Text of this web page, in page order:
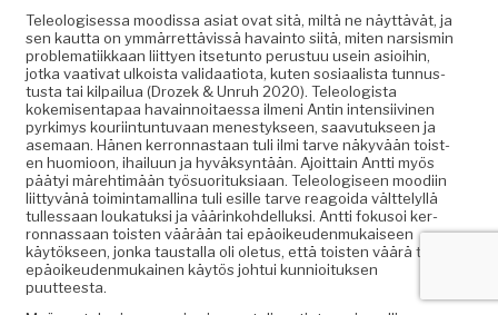
Tele­ol­o­gises­sa mood­is­sa asi­at ovat sitä, miltä ne näyt­tävät, ja
sen kaut­ta on ymmär­ret­tävis­sä havain­to siitä, miten nar­sis­min
prob­lemati­ikkaan liit­tyen itse­tun­to perus­tuu usein asioi­hin,
jot­ka vaa­ti­vat ulkoista val­i­daa­tio­ta, kuten sosi­aal­ista tun­nus­
tus­ta tai kil­pailua (Drozek & Unruh 2020). Tele­ol­o­gista
kokemisen­ta­paa havain­noitaes­sa ilmeni Antin inten­si­ivi­nen
pyrkimys kouri­in­tun­tu­vaan men­estyk­seen, saavu­tuk­seen ja
ase­maan. Hänen ker­ronnas­taan tuli ilmi tarve näkyvään tois­t­
en huomioon, ihailu­un ja hyväksyn­tään. Ajoit­tain Antti myös
pää­tyi märe­htimään työ­suorituk­si­aan. Tele­ol­o­giseen mood­i­in
liit­tyvänä toim­inta­mal­li­na tuli esille tarve reagoi­da vält­te­lyl­lä
tul­lessaan loukatuk­si ja väärinko­hdel­luk­si. Antti foku­soi ker­
ronnas­saan tois­t­en väärään tai epäoikeu­den­mukaiseen
käytök­seen, jon­ka taustal­la oli ole­tus, että tois­t­en väärä tai
epäoikeu­den­mukainen käytös joh­tui kun­nioituk­sen
puutteesta.